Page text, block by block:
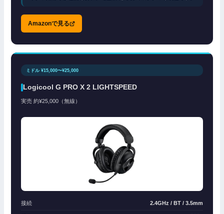
Amazonで見る
ミドル ¥15,000〜¥25,000
Logicool G PRO X 2 LIGHTSPEED
実売 約¥25,000（無線）
接続 2.4GHz / BT / 3.5mm